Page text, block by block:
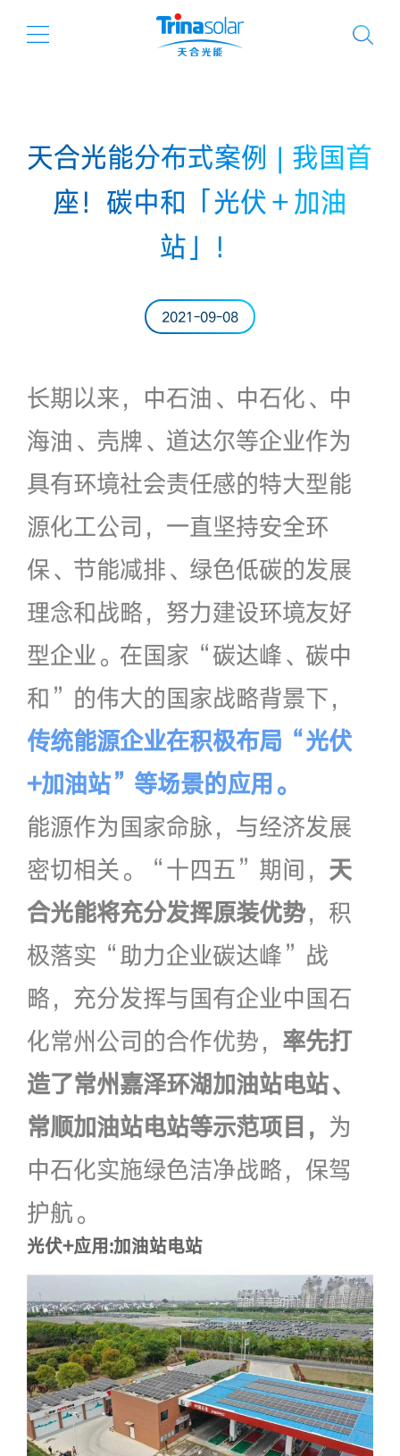
天合光能分布式案例 | 我国首
座！碳中和「光伏＋加油
站」！
2021-09-08
​长期以来，中石油、中石化、中
海油、壳牌、道达尔等企业作为
具有环境社会责任感的特大型能
源化工公司，一直坚持安全环
保、节能减排、绿色低碳的发展
理念和战略，努力建设环境友好
型企业。在国家“碳达峰、碳中
和”的伟大的国家战略背景下，
传统能源企业在积极布局“光伏
+加油站”等场景的应用。
能源作为国家命脉，与经济发展
密切相关。“十四五”期间， 天
合光能将充分发挥原装优势，积
极落实“助力企业碳达峰”战
略，充分发挥与国有企业中国石
化常州公司的合作优势， 率先打
造了常州嘉泽环湖加油站电站、
常顺加油站电站等示范项目， 为
中石化实施绿色洁净战略，保驾
护航。
光伏+应用:加油站电站